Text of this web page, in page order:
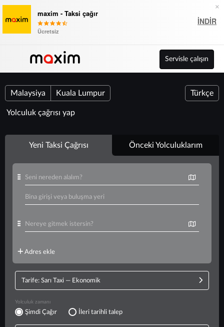
×
maxim - Taksi çağır
Ücretsiz
İNDIR
Servisle çalışın
Malaysiya Kuala Lumpur Türkçe
Yolculuk çağrısı yap